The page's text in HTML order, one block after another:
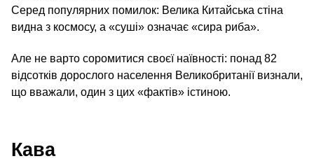
Серед популярних помилок: Велика Китайська стіна
видна з космосу, а «суші» означає «сира риба».
Але не варто соромитися своєї наївності: понад 82
відсотків дорослого населення Великобританії визнали,
що вважали, один з цих «фактів» істиною.
Кава